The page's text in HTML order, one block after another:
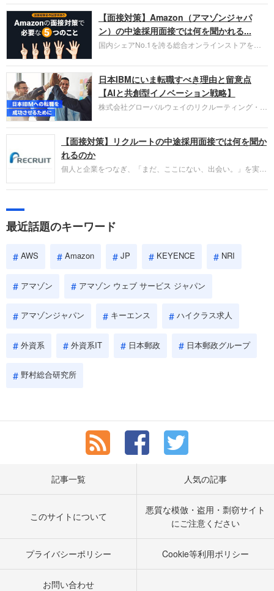
お勧めするイチオシ企業をご紹介します。今回はク
ラウド型CRMプラットフォームを提供する
HubSpot Japan（ハブスポット・ジャパン）株式会
社です。採用面接対策の企業研究にご活用くださ
い。
【面接対策】Amazon（アマゾンジャパ
ン）の中途採用面接では何を聞かれる...
国内シェアNo.1を誇る総合オンラインストアを運
圧倒的な存在感を持つAmazon。中途採用面接では
過去の具体的な業務成果やリーダーシップの発揮、
失敗からの学びが重視され、人間性やカルチャーフ
ィットも評価対象となり、長期的に成長できる仲間
であるかを多角的に審査されます。
日本IBMにいま転職すべき理由と留意点
【AIと共創型イノベーション戦略】
株式会社グローバルウェイのリクルーティング・パ
パーソンが利用する企業口コミサイト「キャリコ
ネ」の転職エージェントがお勧めするイチオシ企業
IBMです。採用面接対策の企業研究にご活用くださ
い。
【面接対策】リクルートの中途採用面接では何を聞か
れるのか
個人と企業をつなぎ、「まだ、ここにない、出会い。」を実現
やこれまでの成果を具体的に問われるほか、「人間性」も評価
しょう。
最近話題のキーワード
AWS Amazon JP KEYENCE NRI
アマゾン アマゾン ウェブ サービス ジャパン
アマゾンジャパン キーエンス ハイクラス求人
外資系 外資系IT 日本郵政 日本郵政グループ
野村総合研究所
記事一覧 人気の記事
このサイトについて
悪質な模倣・盗用・剽窃サイト
にご注意ください
プライバシーポリシー Cookie等利用ポリシー
お問い合わせ